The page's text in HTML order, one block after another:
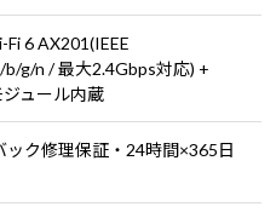
6 AX201(IEEE
b/g/n / 最大2.4Gbps対応) +
ュール内蔵
ック修理保証・24時間×365日